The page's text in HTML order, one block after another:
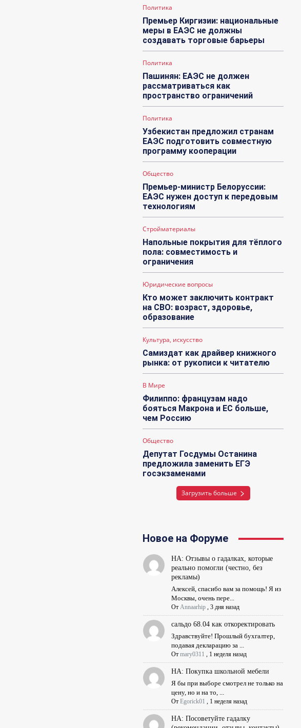
Политика
Премьер Киргизии: национальные
меры в ЕАЭС не должны
создавать торговые барьеры
Политика
Пашинян: ЕАЭС не должен
рассматриваться как
пространство ограничений
Политика
Узбекистан предложил странам
ЕАЭС подготовить совместную
программу кооперации
Общество
Премьер-министр Белоруссии:
ЕАЭС нужен доступ к передовым
технологиям
Стройматериалы
Напольные покрытия для тёплого
пола: совместимость и
ограничения
Юридические вопросы
Кто может заключить контракт
на СВО: возраст, здоровье,
образование
Культура, искусство
Самиздат как драйвер книжного
рынка: от рукописи к читателю
В Мире
Филиппо: французам надо
бояться Макрона и ЕС больше,
чем Россию
Общество
Депутат Госдумы Останина
предложила заменить ЕГЭ
госэкзаменами
Загрузить больше
Новое на Форуме
НА: Отзывы о гадалках, которые
реально помогли (честно, без
рекламы)
Алексей, спасибо вам за помощь! Я из
Москвы, очень пере...
От Annaarhip, 3 дня назад
сальдо 68.04 как откоректировать
Здравствуйте! Прошлый бухгалтер,
подавая декларацию за ...
От mary0311 , 1 неделя назад
НА: Покупка школьной мебели
Я бы при выборе смотрел не только на
цену, но и на то, ...
От Egorick01 , 1 неделя назад
НА: Посоветуйте гадалку